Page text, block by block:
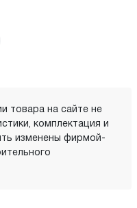
товара на сайте не
комплектация и
изменены фирмой-